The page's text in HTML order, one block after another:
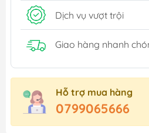
Dịch vụ vượt trội
Giao hàng nhanh
Hỗ trợ mua hàng
0799065666